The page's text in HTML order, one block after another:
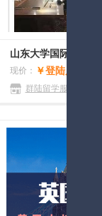
山东大学国际教育3
现价： ￥登陆后查看
群陆留学服务中心